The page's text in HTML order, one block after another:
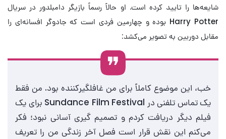
شایعه‌ها را تایید کرده است. او حالاً رسماً بازیگر دامبلدور در سریال
Harry Potter بوده و چهارمین فردی است که جادوگر افسانه‌ای را
مقابل دوربین به تصویر می‌کشد:
خب، این موضوع کاملاً برای من غافلگیرکننده بود. من فقط
یک تماس تلفنی در Sundance Film Festival برای یک
فیلم دیگر دریافت کردم و تصمیم‌ گیری آسانی نبود؛ فکر
می‌کنم این نقش قرار است فصل آخر زندگی من را تعریف